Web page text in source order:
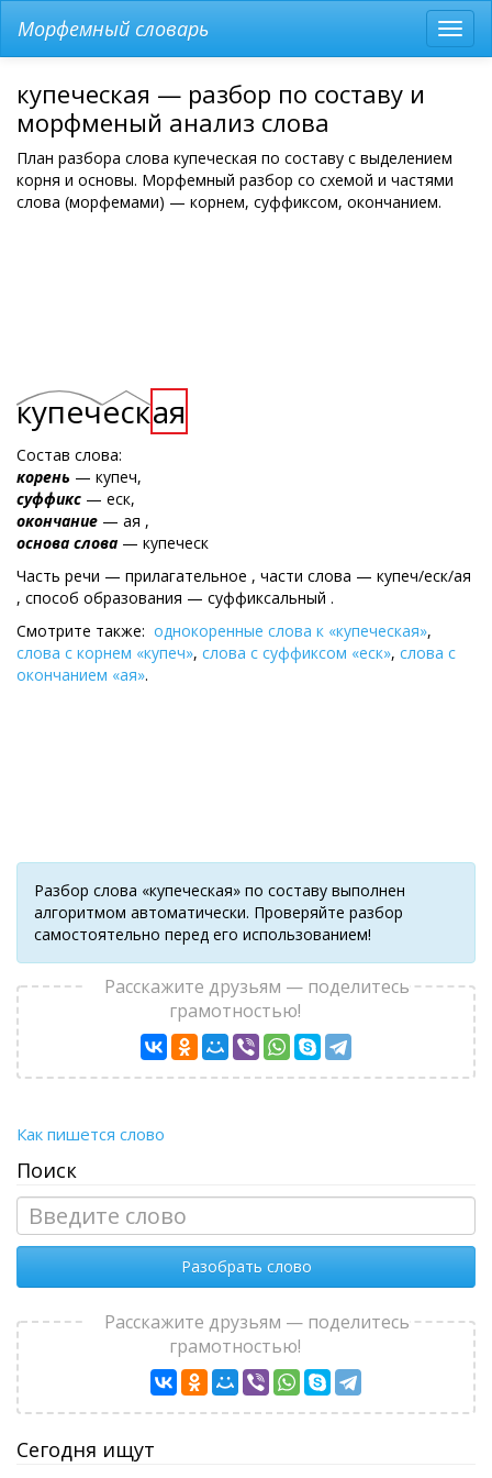
меню
Морфемный словарь
купеческая — разбор по составу и
морфменый анализ слова
План разбора слова купеческая по составу с выделением
корня и основы. Морфемный разбор со схемой и частями
слова (морфемами) — корнем, суффиксом, окончанием.
купеческая
Состав слова:
корень — купеч,
суффикс — еск,
окончание — ая ,
основа слова — купеческ
Часть речи — прилагательное , части слова — купеч/еск/ая
, cпособ образования — суффиксальный .
Смотрите также: однокоренные слова к «купеческая»,
слова с корнем «купеч», слова с суффиксом «еск», слова с
окончанием «ая».
Разбор слова «купеческая» по составу выполнен
алгоритмом автоматически. Проверяйте разбор
самостоятельно перед его использованием!
Расскажите друзьям — поделитесь
грамотностью!
Как пишется слово
Поиск
Разобрать слово
Расскажите друзьям — поделитесь
грамотностью!
Сегодня ищут